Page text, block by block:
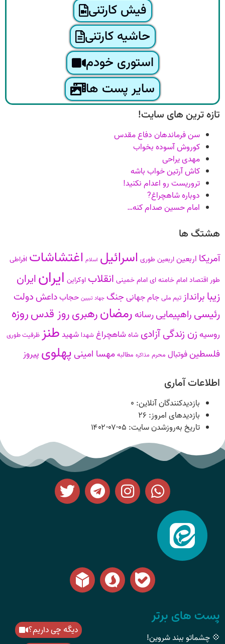
فیش کارتنی
حاشیه کارتنی
استوری خودم
سایر پست ها
تازه ترین های سایت!
سن فرماندهان دفاع مقدس
کوروش آسوده بخواب
مهدی یراحی
کاش آرتین خواب باشه
تروریست رو اعدام نکنید!
دوباره شاهچراغ?
امام حسین صدام کنه…
هشتگ ها
آمریکا اربعیناربعین طوری اسرائیل اسلام اغتشاشات افراطی
طوراقتصادامام خامنه ایامام خمینی انقلاب اوکراین ایرانایران
زیبا براندازتیم ملیجام جهانی جنگ جهاد تبیین حجابداعشدولت
رئیسی راهپیماییرسانهرمضانرهبریروز قدسروزه
روسیهزن زندگی آزادی شاهشاهچراغشهدا شهید طنز ظرفیت طوری
فلسطینفوتبال محرم مذاکره مطالبهمهسا امینیپهلوی پیروز
اطلاعات آماری
بازدیدکنندگان آنلاین: ۰
بازدیدهای امروز: ۲۶
تاریخ به‌روزشدن سایت: ۱۴۰۲-۰۷-۰۵
پست های برتر
💠 چشماتو ببند شروین!
دیگه چی داریم؟